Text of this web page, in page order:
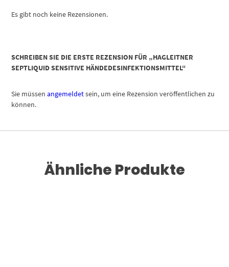
Es gibt noch keine Rezensionen.
SCHREIBEN SIE DIE ERSTE REZENSION FÜR „HAGLEITNER
SEPTLIQUID SENSITIVE HÄNDEDESINFEKTIONSMITTEL“
Sie müssenangemeldetsein, um eine Rezension veröffentlichen zu
können.
Ähnliche Produkte